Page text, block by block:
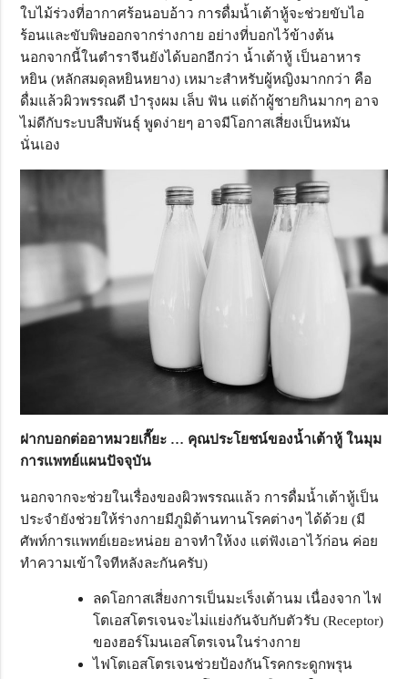
ใบไม้ร่วงที่อากาศร้อนอบอ้าว การดื่มน้ำเต้าหู้จะช่วยขับไอ
ร้อนและขับพิษออกจากร่างกาย อย่างที่บอกไว้ข้างต้น
นอกจากนี้ในตำราจีนยังได้บอกอีกว่า น้ำเต้าหู้ เป็นอาหาร
หยิน (หลักสมดุลหยินหยาง) เหมาะสำหรับผู้หญิงมากกว่า คือ
ดื่มแล้วผิวพรรณดี บำรุงผม เล็บ ฟัน แต่ถ้าผู้ชายกินมากๆ อาจ
ไม่ดีกับระบบสืบพันธุ์ พูดง่ายๆ อาจมีโอกาสเสี่ยงเป็นหมัน
นั่นเอง
ฝากบอกต่ออาหมวยเกี๊ยะ … คุณประโยชน์ของน้ำเต้าหู้ ในมุม
การแพทย์แผนปัจจุบัน
นอกจากจะช่วยในเรื่องของผิวพรรณแล้ว การดื่มน้ำเต้าหู้เป็น
ประจำยังช่วยให้ร่างกายมีภูมิต้านทานโรคต่างๆ ได้ด้วย (มี
ศัพท์การแพทย์เยอะหน่อย อาจทำให้งง แต่ฟังเอาไว้ก่อน ค่อย
ทำความเข้าใจทีหลังละกันครับ)
ลดโอกาสเสี่ยงการเป็นมะเร็งเต้านม เนื่องจาก ไฟ
โตเอสโตรเจนจะไม่แย่งกันจับกับตัวรับ (Receptor)
ของฮอร์โมนเอสโตรเจนในร่างกาย
ไฟโตเอสโตรเจนช่วยป้องกันโรคกระดูกพรุน